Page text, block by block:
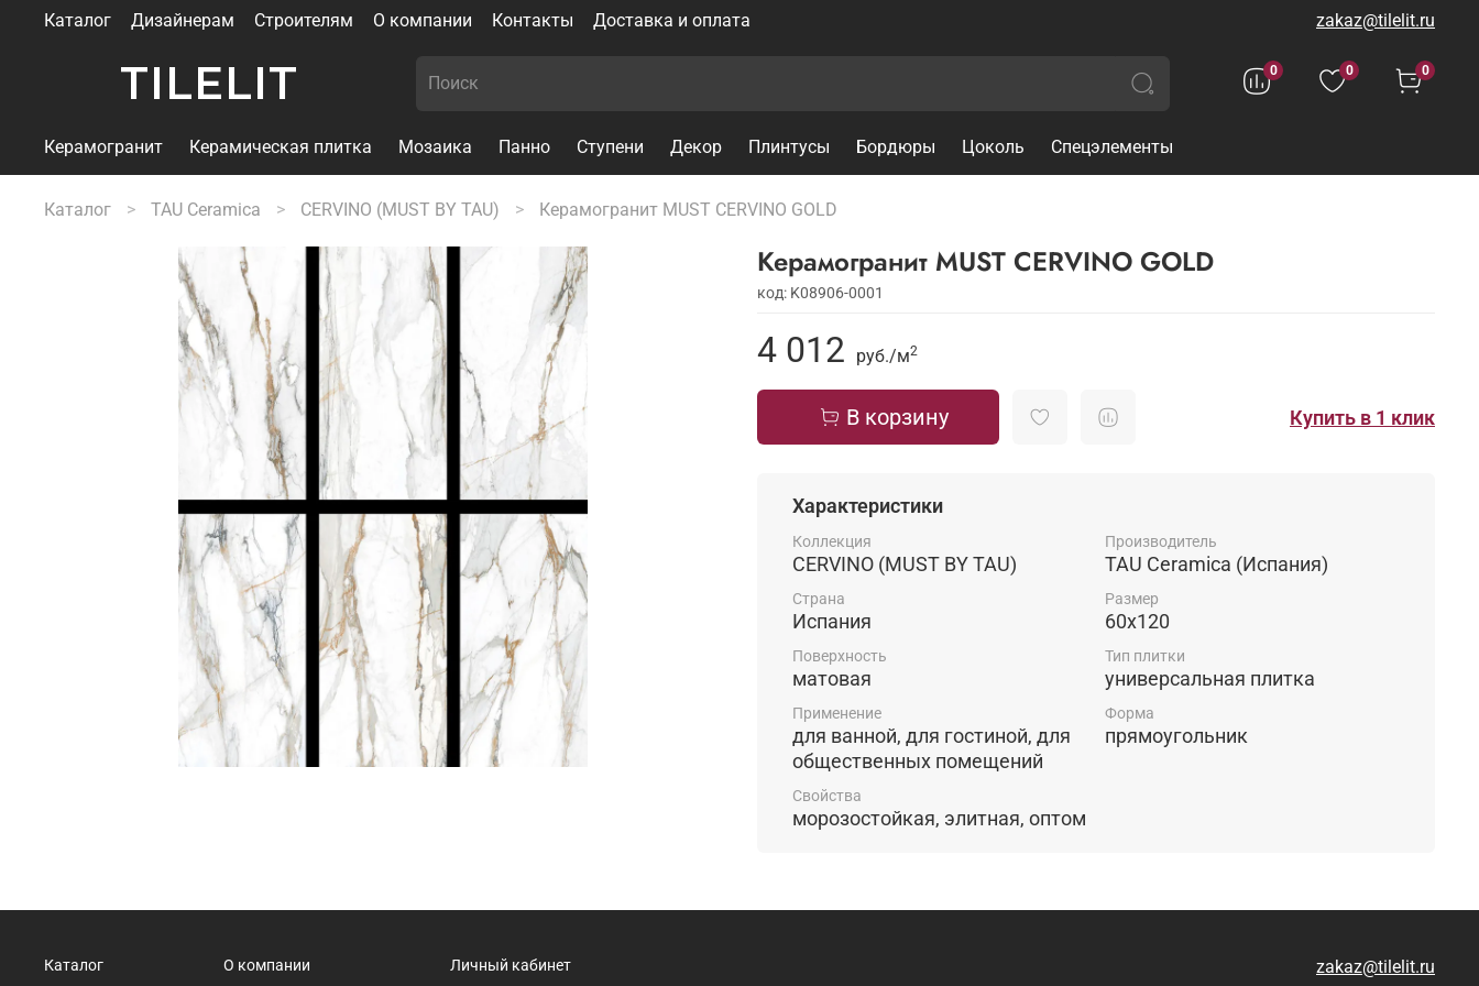
Каталог Дизайнерам Строителям О компании Контакты Доставка и оплата zakaz@tilelit.ru
TILELIT 0 0 0
Керамогранит Керамическая плитка Мозаика Панно Ступени Декор Плинтусы Бордюры Цоколь Спецэлементы
Каталог TAU Ceramica CERVINO (MUST BY TAU) Керамогранит MUST CERVINO GOLD
Керамогранит MUST CERVINO GOLD
код: K08906-0001
4 012 руб./м2
В корзину Купить в 1 клик
Характеристики
Коллекция
CERVINO (MUST BY TAU)
Производитель
TAU Ceramica (Испания)
Страна
Испания
Размер
60x120
Поверхность
матовая
Тип плитки
универсальная плитка
Применение
для ванной, для гостиной, для
общественных помещений
Форма
прямоугольник
Свойства
морозостойкая, элитная, оптом
Каталог О компании Личный кабинет zakaz@tilelit.ru